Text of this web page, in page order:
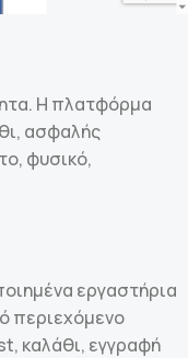
Η πλατφόρμα
ασφαλής
φυσικό,
εργαστήρια
περιεχόμενο
καλάθι, εγγραφή